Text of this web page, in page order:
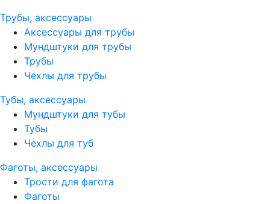
Трубы, аксессуары
Аксессуары для трубы
Мундштуки для трубы
Трубы
Чехлы для трубы
Тубы, аксессуары
Мундштуки для тубы
Тубы
Чехлы для туб
Фаготы, аксессуары
Трости для фагота
Фаготы